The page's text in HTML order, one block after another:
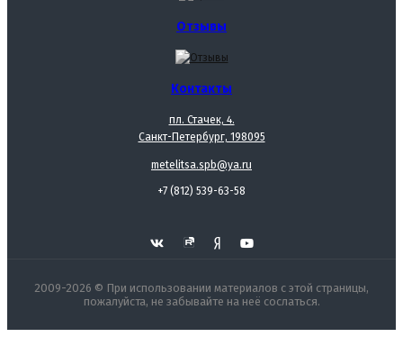
Отзывы
Контакты
пл. Стачек, 4.
Санкт-Петербург, 198095
metelitsa.spb@ya.ru
+7 (812) 539-63-58
2009-2026 © При использовании материалов с этой страницы,
пожалуйста, не забывайте на неё сослаться.